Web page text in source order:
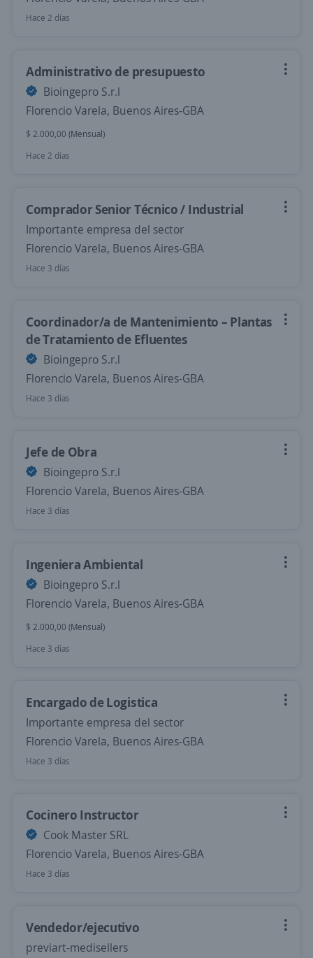
Hace 2 días
Administrativo de presupuesto
Bioingepro S.r.l
Florencio Varela, Buenos Aires-GBA
$ 2.000,00 (Mensual)
Hace 2 días
Comprador Senior Técnico / Industrial
Importante empresa del sector
Florencio Varela, Buenos Aires-GBA
Hace 3 días
Coordinador/a de Mantenimiento – Plantas
de Tratamiento de Efluentes
Bioingepro S.r.l
Florencio Varela, Buenos Aires-GBA
Hace 3 días
Jefe de Obra
Bioingepro S.r.l
Florencio Varela, Buenos Aires-GBA
Hace 3 días
Ingeniera Ambiental
Bioingepro S.r.l
Florencio Varela, Buenos Aires-GBA
$ 2.000,00 (Mensual)
Hace 3 días
Encargado de Logistica
Importante empresa del sector
Florencio Varela, Buenos Aires-GBA
Hace 3 días
Cocinero Instructor
Cook Master SRL
Florencio Varela, Buenos Aires-GBA
Hace 3 días
Vendedor/ejecutivo
previart-medisellers